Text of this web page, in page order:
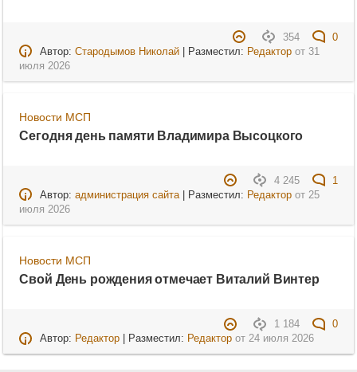
354
0
Автор: Стародымов Николай| Разместил: Редакторот 31
июля 2026
Новости МСП
Сегодня день памяти Владимира Высоцкого
4 245
1
Автор: администрация сайта| Разместил: Редакторот 25
июля 2026
Новости МСП
Свой День рождения отмечает Виталий Винтер
1 184
0
Автор: Редактор| Разместил: Редакторот 24 июля 2026